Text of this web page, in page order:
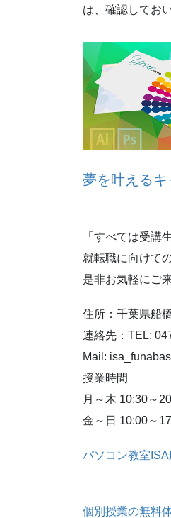
は、確認してお
夢を叶える
「すべては受講
就転職に向けて
是非お気軽にご
住所：千葉県船
連絡先：TEL:
Mail:
授業時間
月～木 10:30～
金～日 10:00～
パソコン教室
個別授業の無料